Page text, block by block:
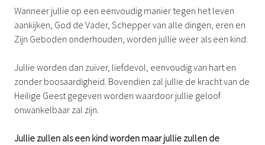
Wanneer jullie op een eenvoudig manier tegen het leven
aankijken, God de Vader, Schepper van alle dingen, eren en
Zijn Geboden onderhouden, worden jullie weer als een kind.
Jullie worden dan zuiver, liefdevol, eenvoudig van hart en
zonder boosaardigheid. Bovendien zal jullie de kracht van de
Heilige Geest gegeven worden waardoor jullie geloof
onwankelbaar zal zijn.
Jullie zullen als een kind worden maar jullie zullen de